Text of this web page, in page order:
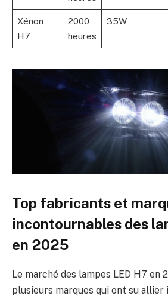
Xénon
H7
2000
heures
35W
Top fabricants et
incontournables des
en 2025
Le marché des lampes LED H7 en
plusieurs marques qui ont su allier